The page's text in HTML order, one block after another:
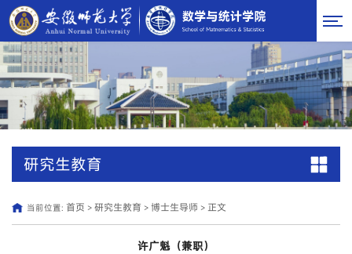
研究生教育
当前位置: 首页 > 研究生教育 > 博士生导师 > 正文
许广魁（兼职）